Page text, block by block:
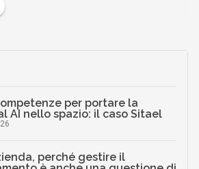
per portare la
AI nello spazio: il caso Sitael
perché gestire il